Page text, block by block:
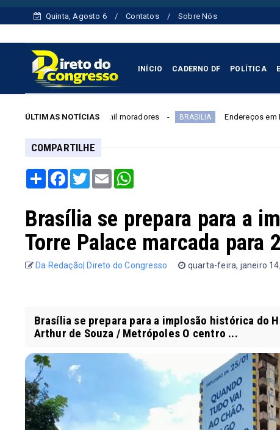
Quinta, Agosto 6 Contatos Sobre Nós
INÍCIO CADERNO DF POLÍTICA
ÚLTIMAS NOTÍCIAS
para 180 mil moradores BRASILIA Endereços em Planaltina
COMPARTILHE
ShareFacebook
TwitterEmailWhatsApp
Brasília se prepara para a
Torre Palace marcada para
Da Redação| Direto do Congresso quarta-feira, janeiro
Brasília se prepara para a implosão histórica do
Arthur de Souza / Metrópoles O centro ...